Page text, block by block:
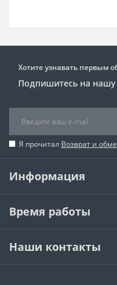
Хотите узнавать первым
Подпишитесь на нашу
Я прочитал Возврат и
Информация
Время работы
Наши контакты